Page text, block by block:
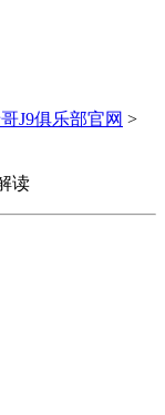
J9俱乐部官网 >
读